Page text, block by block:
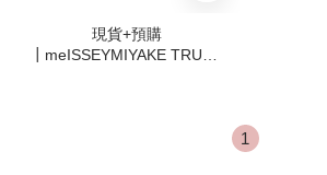
現貨+預購
┃meISSEYMIYAKE TRUNK
1